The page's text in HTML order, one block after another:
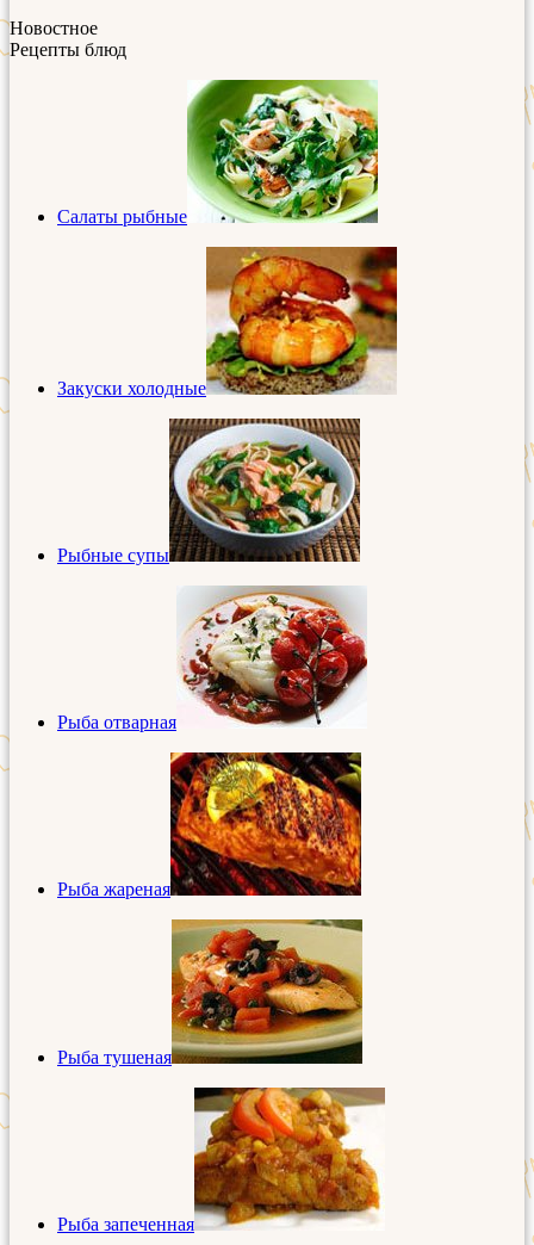
Новостное
Рецепты блюд
Салаты рыбные
Закуски холодные
Рыбные супы
Рыба отварная
Рыба жареная
Рыба тушеная
Рыба запеченная